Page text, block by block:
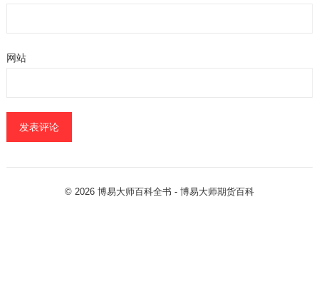
网站
© 2026 博易大师百科全书 - 博易大师期货百科